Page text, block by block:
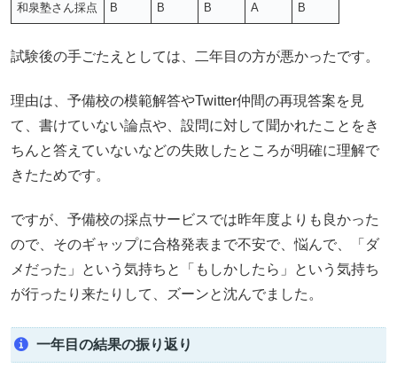
和泉塾さん採点 B B B A B
試験後の手ごたえとしては、二年目の方が悪かったです。
理由は、予備校の模範解答やTwitter仲間の再現答案を見
て、書けていない論点や、設問に対して聞かれたことをき
ちんと答えていないなどの失敗したところが明確に理解で
きたためです。
ですが、予備校の採点サービスでは昨年度よりも良かった
ので、そのギャップに合格発表まで不安で、悩んで、「ダ
メだった」という気持ちと「もしかしたら」という気持ち
が行ったり来たりして、ズーンと沈んでました。
一年目の結果の振り返り